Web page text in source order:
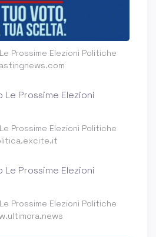
Prossime Elezioni Politiche
Prossime Elezioni Politiche
Prossime Elezioni Politiche